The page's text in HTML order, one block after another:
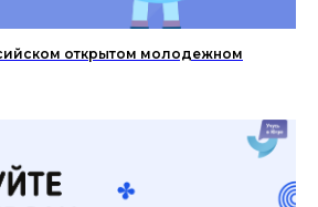
открытом молодежном